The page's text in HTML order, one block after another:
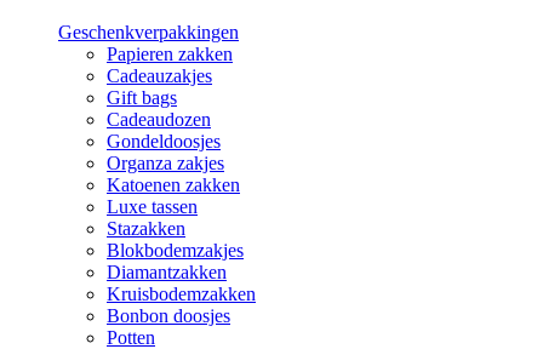
Geschenkverpakkingen
Papieren zakken
Cadeauzakjes
Gift bags
Cadeaudozen
Gondeldoosjes
Organza zakjes
Katoenen zakken
Luxe tassen
Stazakken
Blokbodemzakjes
Diamantzakken
Kruisbodemzakken
Bonbon doosjes
Potten